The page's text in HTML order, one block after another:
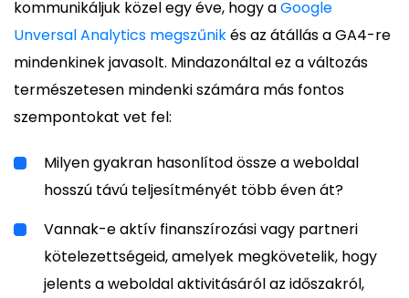
kommunikáljuk közel egy éve, hogy aGoogle
Unversal Analytics megszűnikés az átállás a GA4-re
mindenkinek javasolt. Mindazonáltal ez a változás
természetesen mindenki számára más fontos
szempontokat vet fel:
Milyen gyakran hasonlítod össze a weboldal
hosszú távú teljesítményét több éven át?
Vannak-e aktív finanszírozási vagy partneri
kötelezettségeid, amelyek megkövetelik, hogy
jelents a weboldal aktivitásáról az időszakról,